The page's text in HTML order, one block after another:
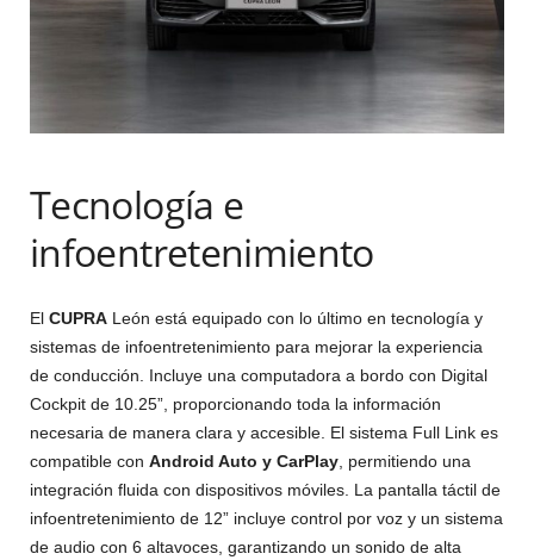
Tecnología e
infoentretenimiento
El CUPRA León está equipado con lo último en tecnología y
sistemas de infoentretenimiento para mejorar la experiencia
de conducción. Incluye una computadora a bordo con Digital
Cockpit de 10.25”, proporcionando toda la información
necesaria de manera clara y accesible. El sistema Full Link es
compatible con Android Auto y CarPlay , permitiendo una
integración fluida con dispositivos móviles. La pantalla táctil de
infoentretenimiento de 12” incluye control por voz y un sistema
de audio con 6 altavoces, garantizando un sonido de alta